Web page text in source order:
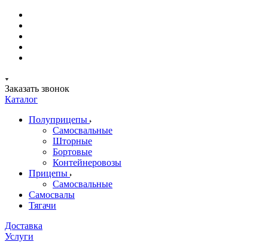
Заказать звонок
Каталог
Полуприцепы
Самосвальные
Шторные
Бортовые
Контейнеровозы
Прицепы
Самосвальные
Самосвалы
Тягачи
Доставка
Услуги